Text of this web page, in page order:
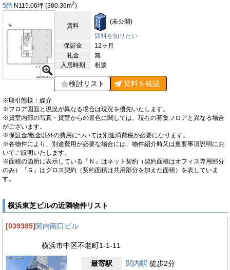
5階 N115.06坪 (380.36m2)
賃料
(未公開)
賃料を知りたい
保証金
12ヶ月
礼金
無
入居時期
相談
検討リスト 賃料を確認
※取引態様：媒介
※フロア図面と現況が異なる場合は現況を優先いたします。
※貸室内部の写真・貸室からの景色に関しては、現在の募集フロアと異なる場合
がございます。
※保証金/敷金以外の費用については別途消費税が必要になります。
※各物件により、別途費用が必要な場合には、物件紹介時又は重要事項説明にお
いてご説明いたします。
※面積の箇所に表示している『Ｎ』はネット契約（契約面積はオフィス専用部分
のみ）『Ｇ』はグロス契約（契約面積は共用部分を加えた面積）を表していま
す。
横浜東芝ビルの近隣物件リスト
[039385]関内南口ビル
横浜市中区不老町1-1-11
最寄駅 関内駅 徒歩2分